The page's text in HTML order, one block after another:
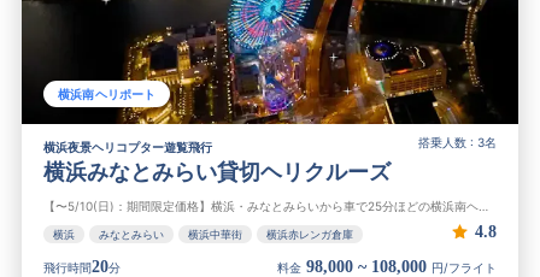
横浜南ヘリポート
搭乗人数 : 3名
横浜夜景ヘリコプター遊覧飛行
横浜みなとみらい貸切ヘリクルーズ
横浜 みなとみらい 横浜中華街 横浜赤レンガ倉庫 4.8
飛行時間20分 料金 98,000 ~ 108,000 円/フライト